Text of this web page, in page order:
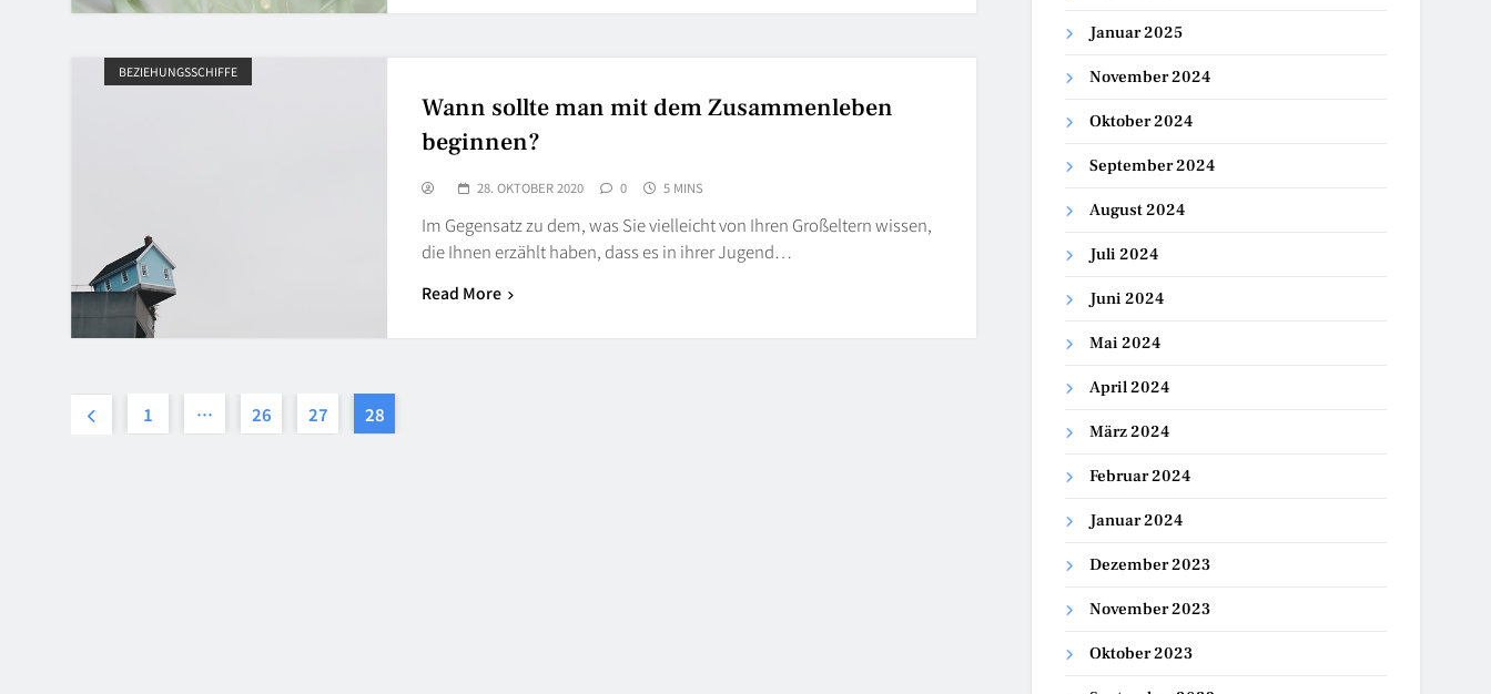
BEZIEHUNGSSCHIFFE
Wann sollte man mit dem Zusammenleben
beginnen?
28. OKTOBER 2020 0 5 MINS
Im Gegensatz zu dem, was Sie vielleicht von Ihren Großeltern wissen,
die Ihnen erzählt haben, dass es in ihrer Jugend…
Read More
1 … 26 27 28
Januar 2025
November 2024
Oktober 2024
September 2024
August 2024
Juli 2024
Juni 2024
Mai 2024
April 2024
März 2024
Februar 2024
Januar 2024
Dezember 2023
November 2023
Oktober 2023